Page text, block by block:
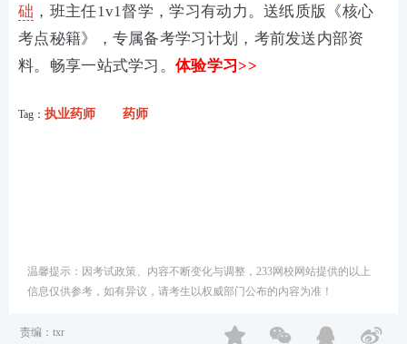
础 ，班主任1v1督学，学习有动力。送纸质版《核心
考点秘籍》，专属备考学习计划，考前发送内部资
料。畅享一站式学习。体验学习>>
Tag： 执业药师 药师
温馨提示：因考试政策、内容不断变化与调整，233网校网站提供的以上
信息仅供参考，如有异议，请考生以权威部门公布的内容为准！
责编：txr